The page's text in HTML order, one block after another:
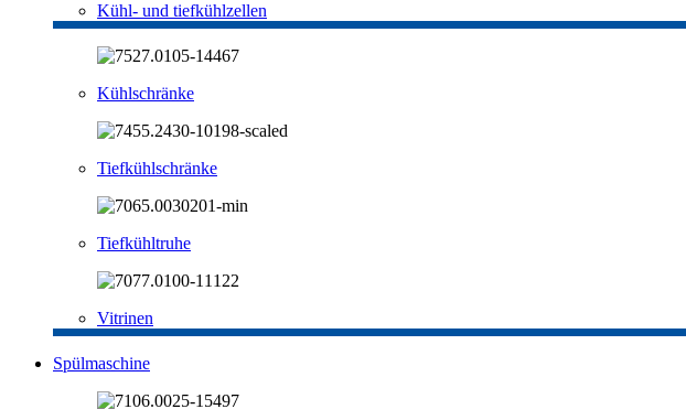
Kühl- und tiefkühlzellen
Kühlschränke
Tiefkühlschränke
Tiefkühltruhe
Vitrinen
Spülmaschine